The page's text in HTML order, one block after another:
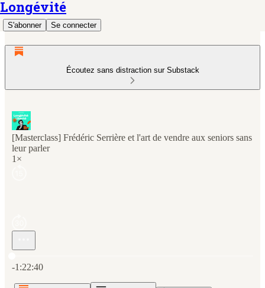
Longévité
S'abonner Se connecter
Écoutez sans distraction sur Substack
[Masterclass] Frédéric Serrière et l'art de vendre aux seniors sans
leur parler
1×
-1:22:40